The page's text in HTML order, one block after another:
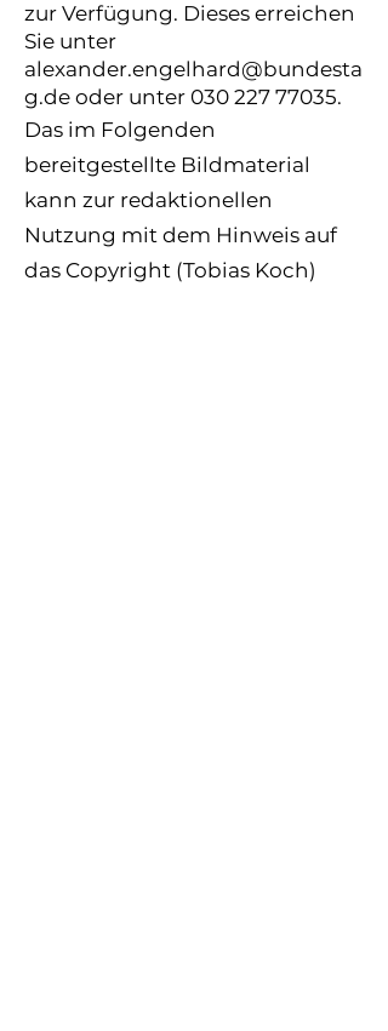
zur Verfügung. Dieses erreichen
Sie unter
alexander.engelhard@bundesta
g.de oder unter 030 227 77035.
Das im Folgenden
bereitgestellte Bildmaterial
kann zur redaktionellen
Nutzung mit dem Hinweis auf
das Copyright (Tobias Koch)